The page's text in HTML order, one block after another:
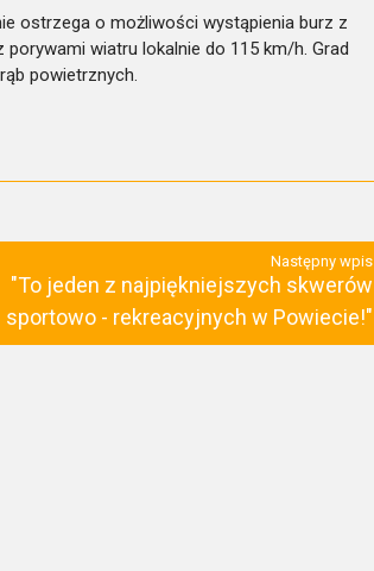
ostrzega o możliwości wystąpienia burz z
wiatru lokalnie do 115 km/h. Grad
powietrznych.
Następny wpis
"To jeden z najpiękniejszych skwerów
sportowo - rekreacyjnych w Powiecie!"